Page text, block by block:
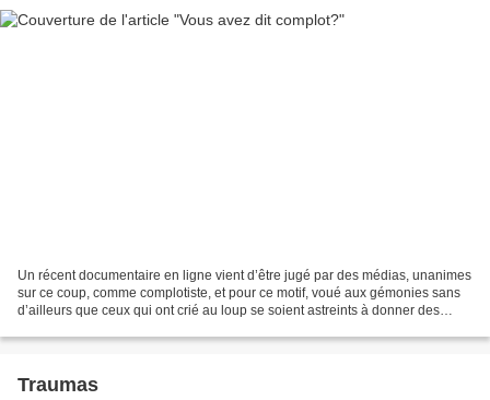
Un récent documentaire en ligne vient d’être jugé par des médias, unanimes
sur ce coup, comme complotiste, et pour ce motif, voué aux gémonies sans
d’ailleurs que ceux qui ont crié au loup se soient astreints à donner des
Traumas